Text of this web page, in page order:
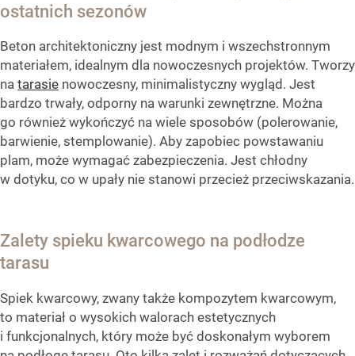
ostatnich sezonów
Beton architektoniczny jest modnym i wszechstronnym
materiałem, idealnym dla nowoczesnych projektów. Tworzy
na tarasie nowoczesny, minimalistyczny wygląd. Jest
bardzo trwały, odporny na warunki zewnętrzne. Można
go również wykończyć na wiele sposobów (polerowanie,
barwienie, stemplowanie). Aby zapobiec powstawaniu
plam, może wymagać zabezpieczenia. Jest chłodny
w dotyku, co w upały nie stanowi przecież przeciwskazania.
Zalety spieku kwarcowego na podłodze
tarasu
Spiek kwarcowy, zwany także kompozytem kwarcowym,
to materiał o wysokich walorach estetycznych
i funkcjonalnych, który może być doskonałym wyborem